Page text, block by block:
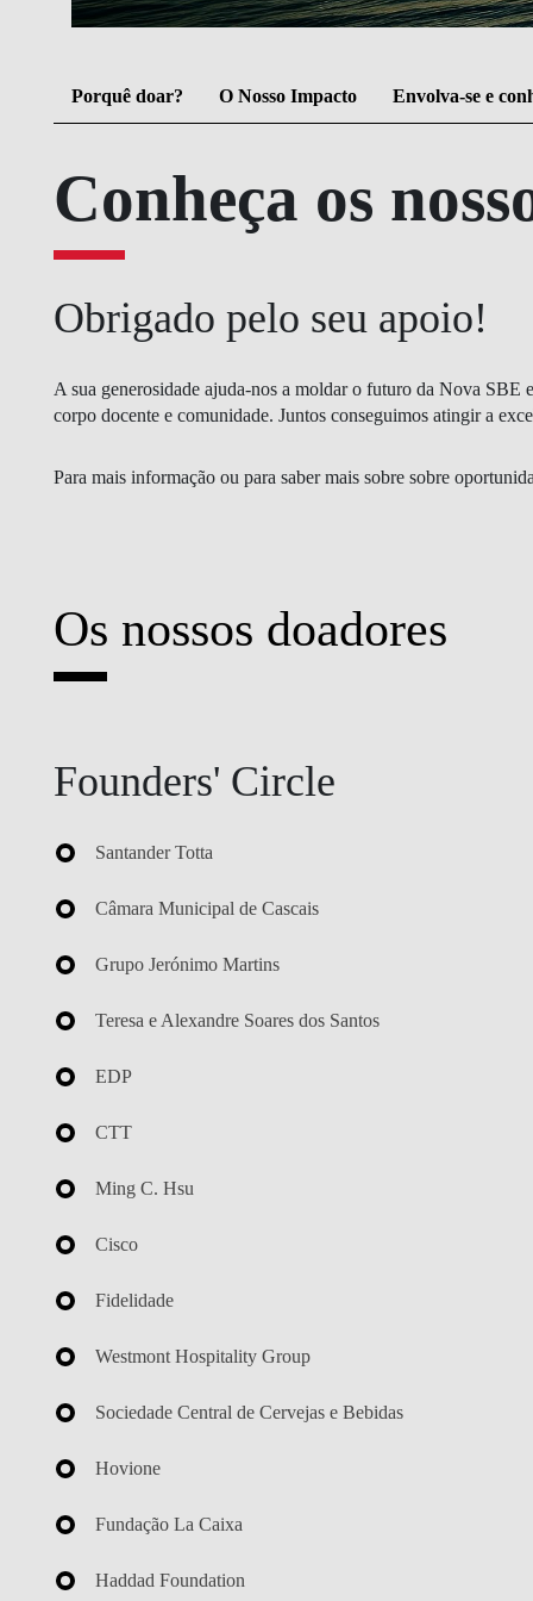
PROJETOS PARA UM
MODELO DE GOVERNO
JUNTE-SE A NÓS
CONTACTOS
MESTRADOS EXECUTIVOS
PROGRAMAS DE
ESCOLAS DE VERÃO
Porquê doar? O Nosso Impacto Envolva-se e
Conheça os
Obrigado pelo seu apoio!
A sua generosidade ajuda-nos a moldar o futuro da Nova SBE
corpo docente e comunidade. Juntos conseguimos atingir a
Para mais informação ou para saber mais sobre sobre
Os nossos doadores
Founders' Circle
Santander Totta
Câmara Municipal de Cascais
Grupo Jerónimo Martins
Teresa e Alexandre Soares dos Santos
EDP
CTT
Ming C. Hsu
Cisco
Fidelidade
Westmont Hospitality Group
Sociedade Central de Cervejas e Bebidas
Hovione
Fundação La Caixa
Haddad Foundation